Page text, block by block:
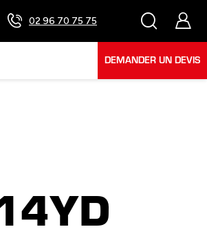
02 96 70 75 75
DEMANDER UN DEVIS